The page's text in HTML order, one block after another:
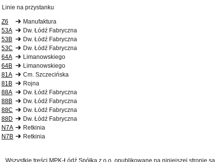
Linie na przystanku
Z6
Manufaktura
53A
Dw. Łódź Fabryczna
53B
Dw. Łódź Fabryczna
53C
Dw. Łódź Fabryczna
64A
Limanowskiego
64B
Limanowskiego
81A
Cm. Szczecińska
81B
Rojna
88A
Dw. Łódź Fabryczna
88B
Dw. Łódź Fabryczna
88C
Dw. Łódź Fabryczna
88D
Dw. Łódź Fabryczna
N7A
Retkinia
N7B
Retkinia